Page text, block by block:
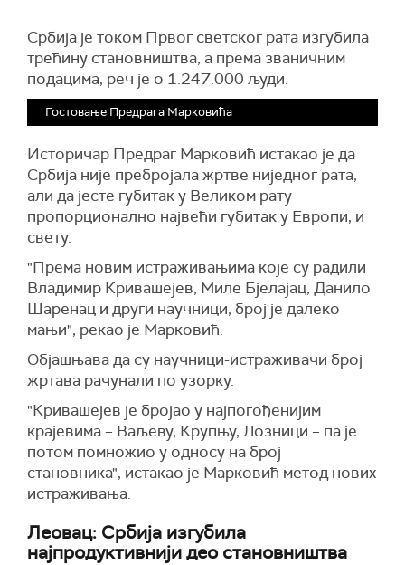
Србија је током Првог светског рата изгубила
трећину становништва, а према званичним
подацима, реч је о 1.247.000 људи.
Гостовање Предрага Марковића
Историчар Предраг Марковић истакао је да
Србија није пребројала жртве ниједног рата,
али да јесте губитак у Великом рату
пропорционално највећи губитак у Европи, и
свету.
"Према новим истраживањима које су радили
Владимир Кривашејев, Миле Бјелајац, Данило
Шаренац и други научници, број је далеко
мањи", рекао је Марковић.
Објашњава да су научници-истраживачи број
жртава рачунали по узорку.
"Кривашејев је бројао у најпогођенијим
крајевима – Ваљеву, Крупњу, Лозници – па је
потом помножио у односу на број
становника", истакао је Марковић метод нових
истраживања.
Леовац: Србија изгубила
најпродуктивнији део становништва